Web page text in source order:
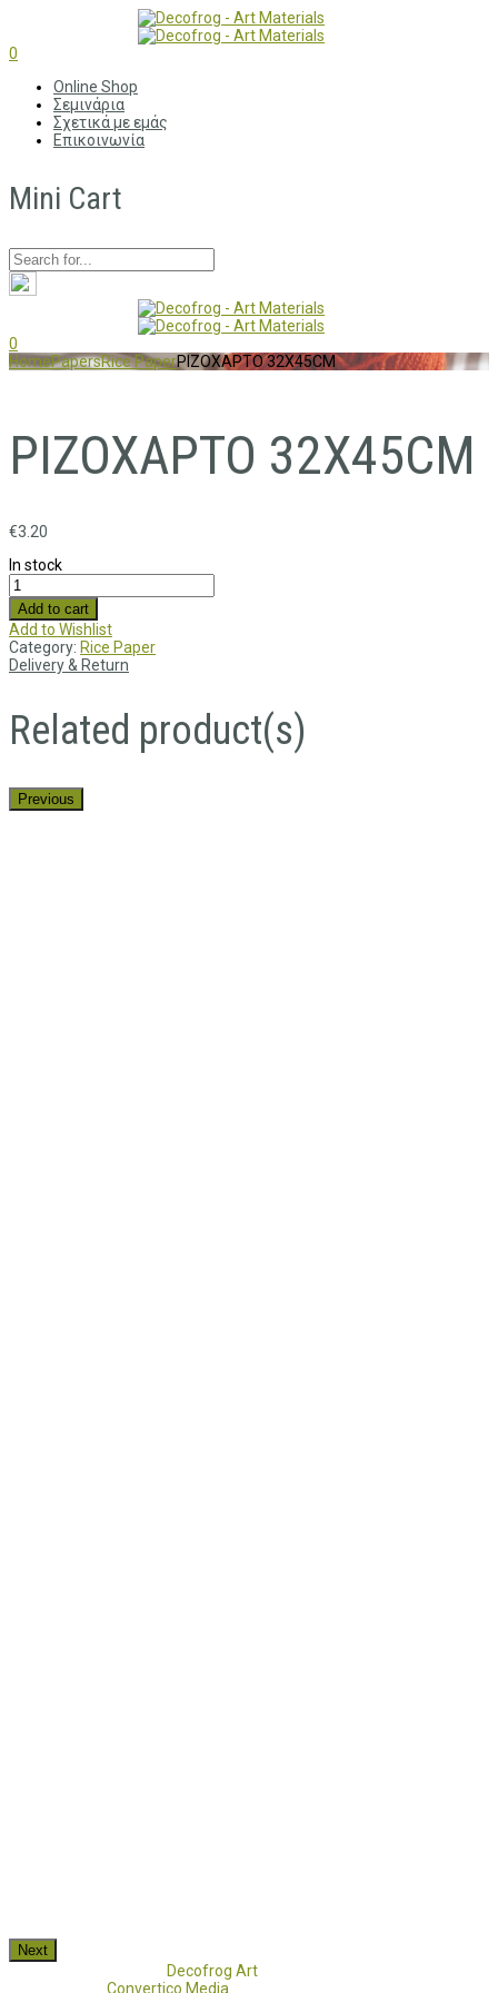
0
Online Shop
Σεμινάρια
Σχετικά με εμάς
Επικοινωνία
Mini Cart
0
HomePapersRice PaperΡΙΖΟΧΑΡΤΟ 32X45CM
ΡΙΖΟΧΑΡΤΟ 32X45CM
€3.20
In stock
Add to cart
Add to Wishlist
Category: Rice Paper
Delivery & Return
Related product(s)
Previous
Next
Decofrog Art
Convertico Media